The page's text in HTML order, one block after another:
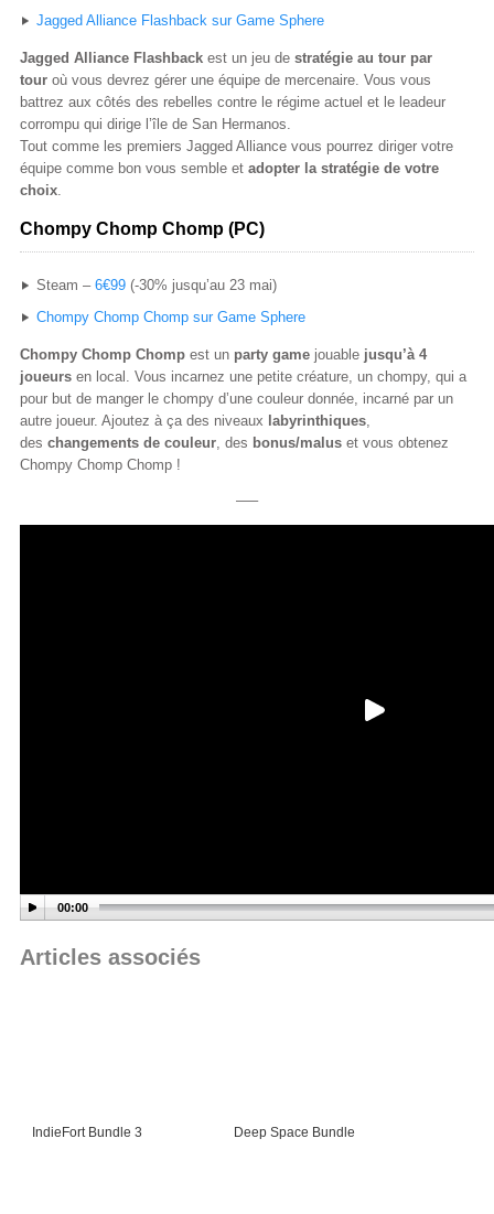
Jagged Alliance Flashback sur Game Sphere
Jagged Alliance Flashbackest un jeu de stratégie au tour par
tour où vous devrez gérer une équipe de mercenaire. Vous vous
battrez aux côtés des rebelles contre le régime actuel et le leadeur
corrompu qui dirige l’île de San Hermanos.
Tout comme les premiers Jagged Alliance vous pourrez diriger votre
équipe comme bon vous semble et adopter la stratégie de votre
choix.
Chompy Chomp Chomp (PC)
Steam – 6€99(-30% jusqu’au 23 mai)
Chompy Chomp Chomp sur Game Sphere
Chompy Chomp Chompest un party gamejouable jusqu’à 4
joueursen local. Vous incarnez une petite créature, un chompy, qui a
pour but de manger le chompy d’une couleur donnée, incarné par un
autre joueur. Ajoutez à ça des niveaux labyrinthiques,
des changements de couleur, des bonus/maluset vous obtenez
Chompy Chomp Chomp !
—–
00:00
Articles associés
IndieFort Bundle 3 Deep Space Bundle